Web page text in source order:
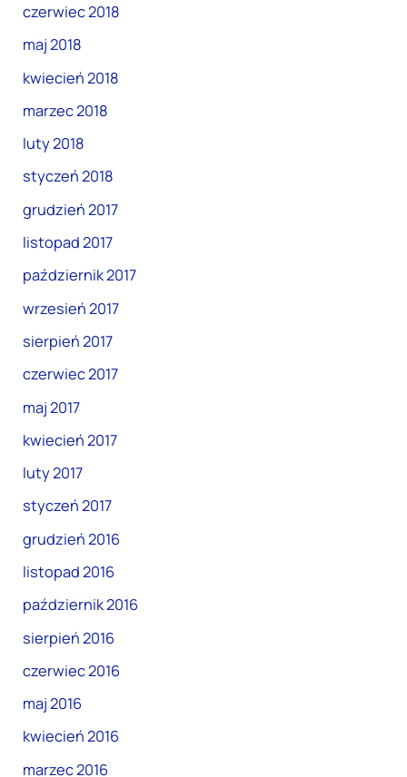
czerwiec 2018
maj 2018
kwiecień 2018
marzec 2018
luty 2018
styczeń 2018
grudzień 2017
listopad 2017
październik 2017
wrzesień 2017
sierpień 2017
czerwiec 2017
maj 2017
kwiecień 2017
luty 2017
styczeń 2017
grudzień 2016
listopad 2016
październik 2016
sierpień 2016
czerwiec 2016
maj 2016
kwiecień 2016
marzec 2016